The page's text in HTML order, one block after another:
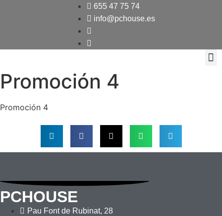
655 47 75 74
info@pchouse.es
Promoción 4
Promoción 4
PCHOUSE
Pau Font de Rubinat, 28